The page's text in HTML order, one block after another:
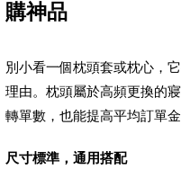
購神品
別小看一個枕頭套或枕心，
理由。枕頭屬於高頻更換的
轉單數，也能提高平均訂單
尺寸標準，通用搭配